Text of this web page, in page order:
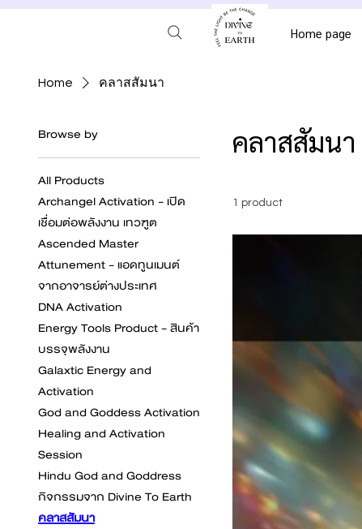
Home page
Home คลาสสัมนา
Browse by
All Products
Archangel Activation - เปิด
เชื่อมต่อพลังงาน เทวฑูต
Ascended Master
Attunement - แอดทูนเมนต์
จากอาจารย์ต่างประเทศ
DNA Activation
Energy Tools Product - สินค้า
บรรจุพลังงาน
Galaxtic Energy and
Activation
God and Goddess Activation
Healing and Activation
Session
Hindu God and Goddress
กิจกรรมจาก Divine To Earth
คลาสสัมนา
คลาสสัมนา
1 product